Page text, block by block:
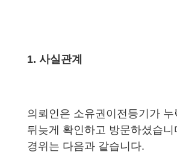
1. 사실관계
의뢰인은 소유권이전등기가 누
뒤늦게 확인하고 방문하셨습니
경위는 다음과 같습니다.